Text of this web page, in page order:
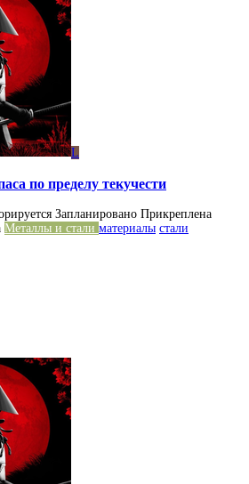
L
по пределу текучести
Запланировано Прикреплена
Металлы и стали материалы стали